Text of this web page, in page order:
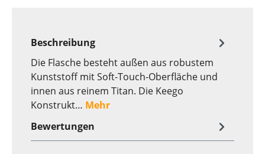
Beschreibung
Die Flasche besteht außen aus robustem
Kunststoff mit Soft-Touch-Oberfläche und
innen aus reinem Titan. Die Keego
Konstrukt… Mehr
Bewertungen